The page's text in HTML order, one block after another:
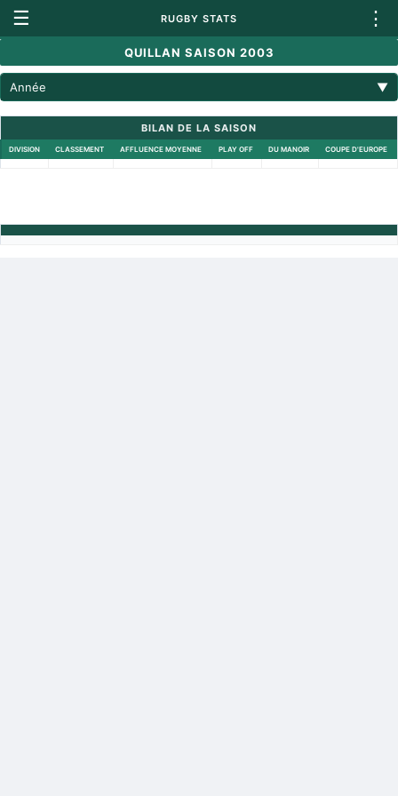
☰ RUGBY STATS ⋮
QUILLAN SAISON 2003
Année ▼
BILAN DE LA SAISON
DIVISION CLASSEMENT AFFLUENCE MOYENNE PLAY OFF DU MANOIR COUPE D'EUROPE